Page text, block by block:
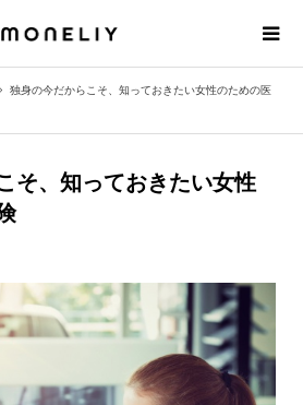
独身の今だからこそ、知っておきたい女性のための医
そ、知っておきたい女性